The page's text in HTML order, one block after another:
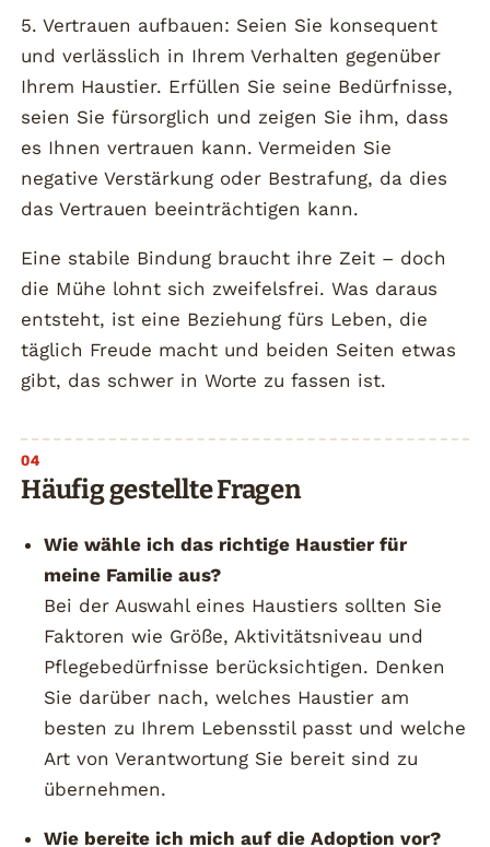
5. Vertrauen aufbauen: Seien Sie konsequent
und verlässlich in Ihrem Verhalten gegenüber
Ihrem Haustier. Erfüllen Sie seine Bedürfnisse,
seien Sie fürsorglich und zeigen Sie ihm, dass
es Ihnen vertrauen kann. Vermeiden Sie
negative Verstärkung oder Bestrafung, da dies
das Vertrauen beeinträchtigen kann.
Eine stabile Bindung braucht ihre Zeit – doch
die Mühe lohnt sich zweifelsfrei. Was daraus
entsteht, ist eine Beziehung fürs Leben, die
täglich Freude macht und beiden Seiten etwas
gibt, das schwer in Worte zu fassen ist.
Häufig gestellte Fragen
Wie wähle ich das richtige Haustier für
meine Familie aus?
Bei der Auswahl eines Haustiers sollten Sie
Faktoren wie Größe, Aktivitätsniveau und
Pflegebedürfnisse berücksichtigen. Denken
Sie darüber nach, welches Haustier am
besten zu Ihrem Lebensstil passt und welche
Art von Verantwortung Sie bereit sind zu
übernehmen.
Wie bereite ich mich auf die Adoption vor?